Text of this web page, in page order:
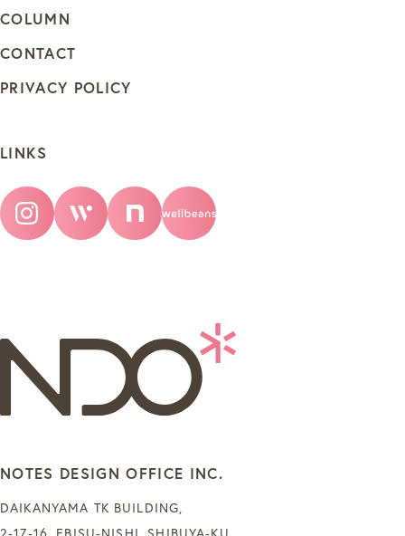
COLUMN
CONTACT
PRIVACY POLICY
LINKS
NOTES DESIGN OFFICE INC.
DAIKANYAMA TK BUILDING,